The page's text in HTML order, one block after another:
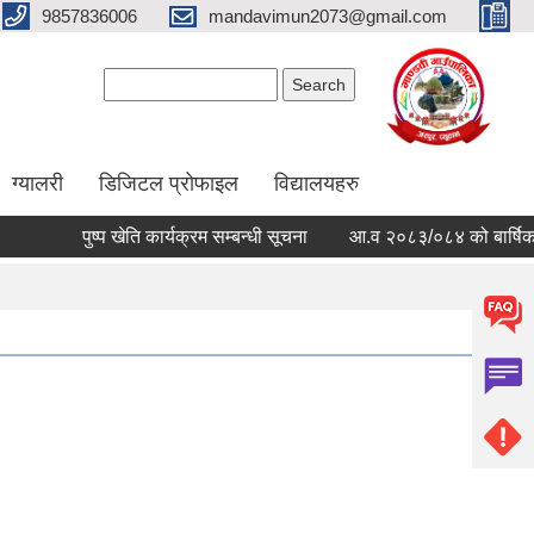
9857836006 mandavimun2073@gmail.com
ग्यालरी डिजिटल प्रोफाइल विद्यालयहरु
पुष्प खेति कार्यक्रम सम्बन्धी सूचना आ.व २०८३/०८४ को बार्षिक